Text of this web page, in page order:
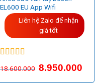
EL600 EU App Wifi
Liên hệ Zalo để nhận
giá tốt
hạng5.005
18.600.000 8.950.000